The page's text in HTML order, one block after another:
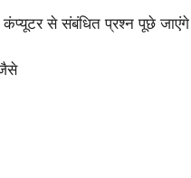
से संबंधित प्रश्न पूछे जाएंगे |